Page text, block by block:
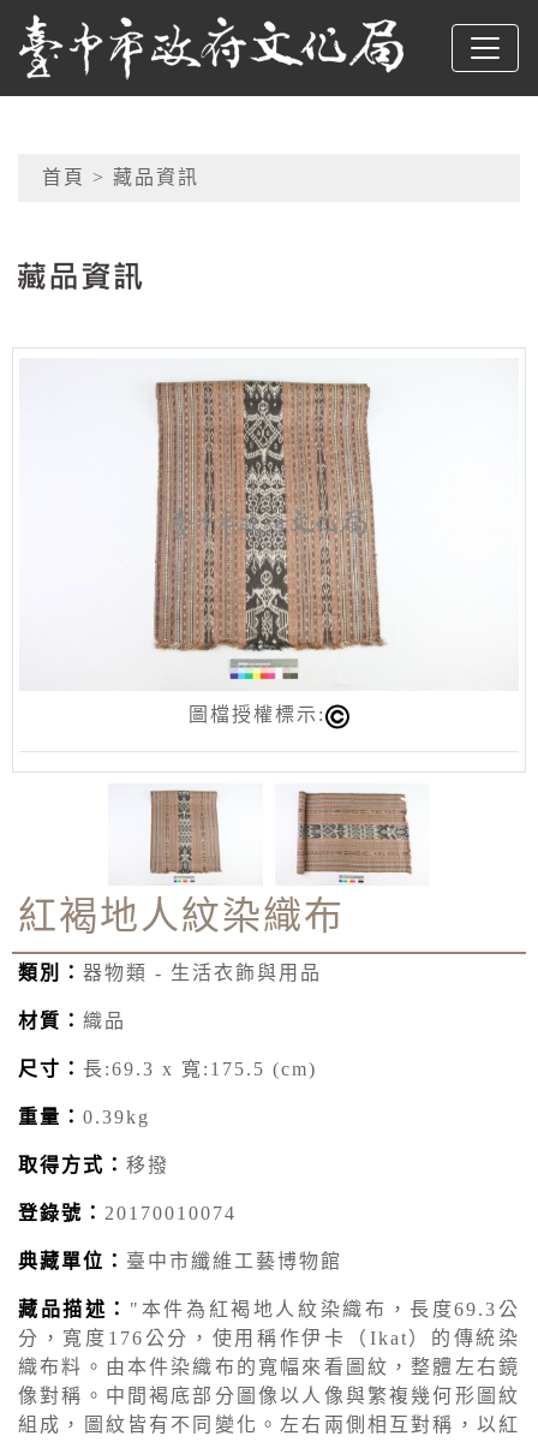
跳到主要內容
臺中市政府文化局
網頁導覽
首頁 > 藏品資訊
圖檔授權標示:
紅褐地人紋染織布
類別： 器物類 - 生活衣飾與用品
材質： 織品
尺寸： 長:69.3 x 寬:175.5 (cm)
重量： 0.39kg
取得方式： 移撥
登錄號： 20170010074
典藏單位： 臺中市纖維工藝博物館
藏品描述： "本件為紅褐地人紋染織布，長度69.3公
分，寬度176公分，使用稱作伊卡（Ikat）的傳統染
織布料。由本件染織布的寬幅來看圖紋，整體左右鏡
像對稱。中間褐底部分圖像以人像與繁複幾何形圖紋
組成，圖紋皆有不同變化。左右兩側相互對稱，以紅